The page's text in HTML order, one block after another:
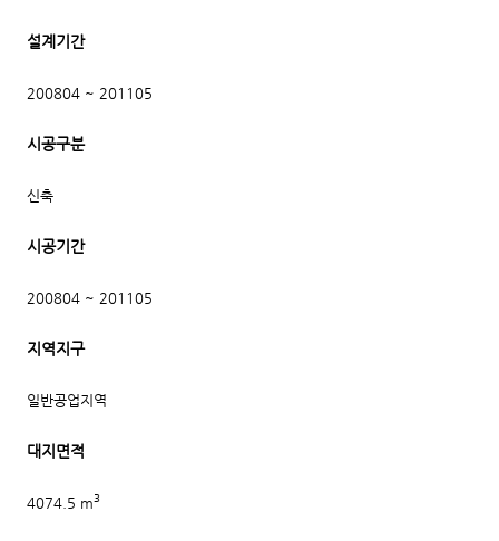
설계기간
200804 ~ 201105
시공구분
신축
시공기간
200804 ~ 201105
지역지구
일반공업지역
대지면적
4074.5 m3